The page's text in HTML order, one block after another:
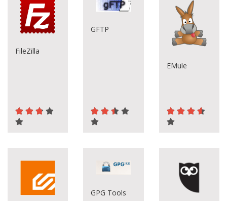
FileZilla
GFTP
EMule
GPG Tools